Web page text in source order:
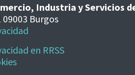
Industria y Servicios
09003 Burgos
en RRSS